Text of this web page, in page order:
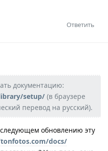
Ответить
документацию:
setup/ (в браузере
перевод на русский).
обновлению эту
docs/